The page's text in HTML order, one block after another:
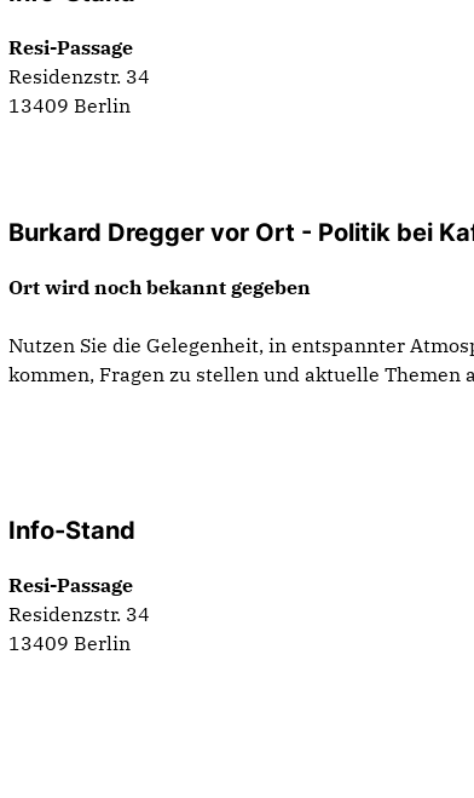
Resi-Passage
Residenzstr. 34
13409 Berlin
Burkard Dregger vor Ort - Politik bei
Ort wird noch bekannt gegeben
Nutzen Sie die Gelegenheit, in entspannter
kommen, Fragen zu stellen und aktuelle Themen
Info-Stand
Resi-Passage
Residenzstr. 34
13409 Berlin